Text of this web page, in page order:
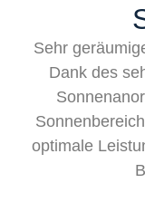
Sehr
Dank des
optimale